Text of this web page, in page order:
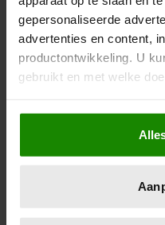
gepersonaliseerde
advertenties en content,
productontwikkeling. U
gebruikt en met welke
Als u het toestaat, willen
Informatie
locatie, die tot een
scannen op